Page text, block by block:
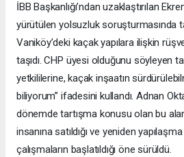
İBB Başkanlığı’ndan uzaklaştırılan
yürütülen yolsuzluk soruşturmasında
Vaniköy’deki kaçak yapılara ilişkin
taşıdı. CHP üyesi olduğunu söyleyen
yetkililerine, kaçak inşaatın
biliyorum” ifadesini kullandı. Adnan
dönemde tartışma konusu olan bu
insanına satıldığı ve yeniden
çalışmaların başlatıldığı öne sürüldü.